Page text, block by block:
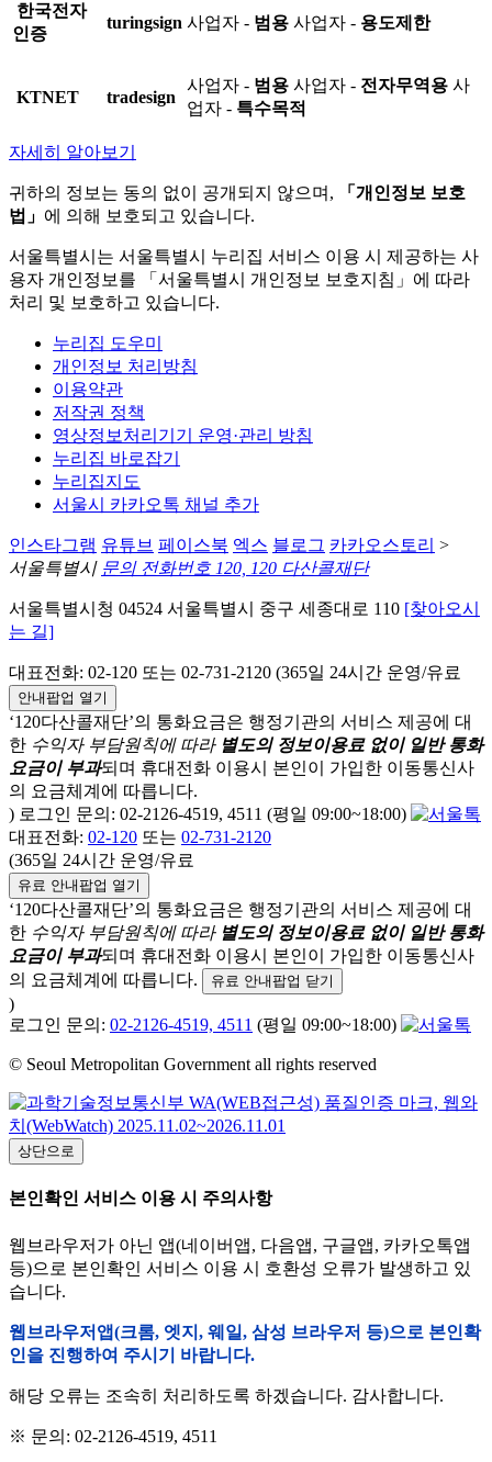
한국전자
인증
turingsign 사업자 - 범용 사업자 - 용도제한
KTNET tradesign
사업자 - 범용 사업자 - 전자무역용 사
업자 - 특수목적
자세히 알아보기
귀하의 정보는 동의 없이 공개되지 않으며,
「개인정보 보호
법」 에 의해 보호되고 있습니다.
서울특별시는 서울특별시 누리집 서비스 이용 시 제공하는 사
용자 개인정보를 「서울특별시 개인정보 보호지침」에 따라
처리 및 보호하고 있습니다.
누리집 도우미
개인정보 처리방침
이용약관
저작권 정책
영상정보처리기기 운영·관리 방침
누리집 바로잡기
누리집지도
서울시 카카오톡 채널 추가
인스타그램 유튜브 페이스북 엑스 블로그 카카오스토리 >
서울특별시 문의 전화번호 120, 120 다산콜재단
서울특별시청 04524 서울특별시 중구 세종대로 110 [찾아오시
는 길]
대표전화: 02-120 또는 02-731-2120 (365일 24시간 운영/유료
안내팝업 열기
‘120다산콜재단’의 통화요금은 행정기관의 서비스 제공에 대
한 수익자 부담원칙에 따라 별도의 정보이용료 없이 일반 통화
요금이 부과되며 휴대전화 이용시 본인이 가입한 이동통신사
의 요금체계에 따릅니다.
) 로그인 문의: 02-2126-4519, 4511 (평일 09:00~18:00)
대표전화: 02-120 또는 02-731-2120
(365일 24시간 운영/유료
유료 안내팝업 열기
‘120다산콜재단’의 통화요금은 행정기관의 서비스 제공에 대
한 수익자 부담원칙에 따라 별도의 정보이용료 없이 일반 통화
요금이 부과되며 휴대전화 이용시 본인이 가입한 이동통신사
의 요금체계에 따릅니다.
유료 안내팝업 닫기
)
로그인 문의: 02-2126-4519, 4511 (평일 09:00~18:00)
© Seoul Metropolitan Government all rights reserved
상단으로
본인확인 서비스 이용 시 주의사항
웹브라우저가 아닌 앱(네이버앱, 다음앱, 구글앱, 카카오톡앱
등)으로 본인확인 서비스 이용 시 호환성 오류가 발생하고 있
습니다.
웹브라우저앱(크롬, 엣지, 웨일, 삼성 브라우저 등)으로 본인확
인을 진행하여 주시기 바랍니다.
해당 오류는 조속히 처리하도록 하겠습니다. 감사합니다.
※ 문의: 02-2126-4519, 4511